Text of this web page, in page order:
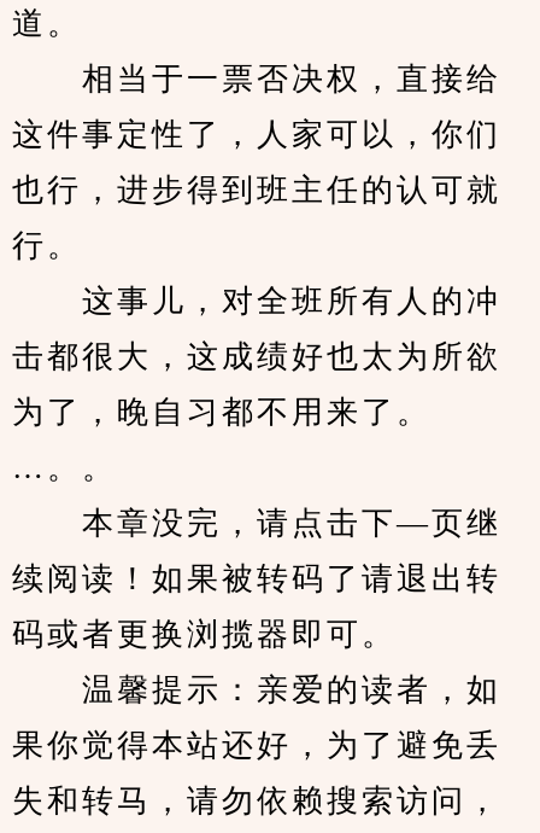
道。
相当于一票否决权，直接给
这件事定性了，人家可以，你们
也行，进步得到班主任的认可就
行。
这事儿，对全班所有人的冲
击都很大，这成绩好也太为所欲
为了，晚自习都不用来了。
…。。
本章没完，请点击下—页继
续阅读！如果被转码了请退出转
码或者更换浏揽器即可。
温馨提示：亲爱的读者，如
果你觉得本站还好，为了避免丢
失和转马，请勿依赖搜索访问，